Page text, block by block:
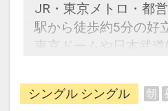
JR・東京メトロ・都
駅から徒歩約5分の好
東京ドームや日本武道
JR西日本グループが
ーン♪
シングル シングル 朝